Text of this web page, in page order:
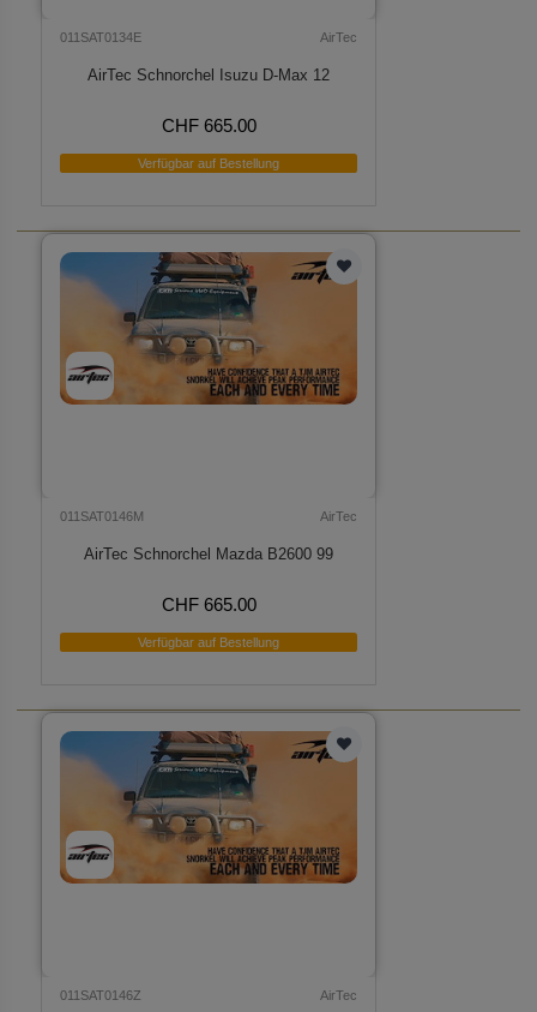
011SAT0134E AirTec
AirTec Schnorchel Isuzu D-Max 12
CHF 665.00
Verfügbar auf Bestellung
011SAT0146M AirTec
AirTec Schnorchel Mazda B2600 99
CHF 665.00
Verfügbar auf Bestellung
011SAT0146Z AirTec